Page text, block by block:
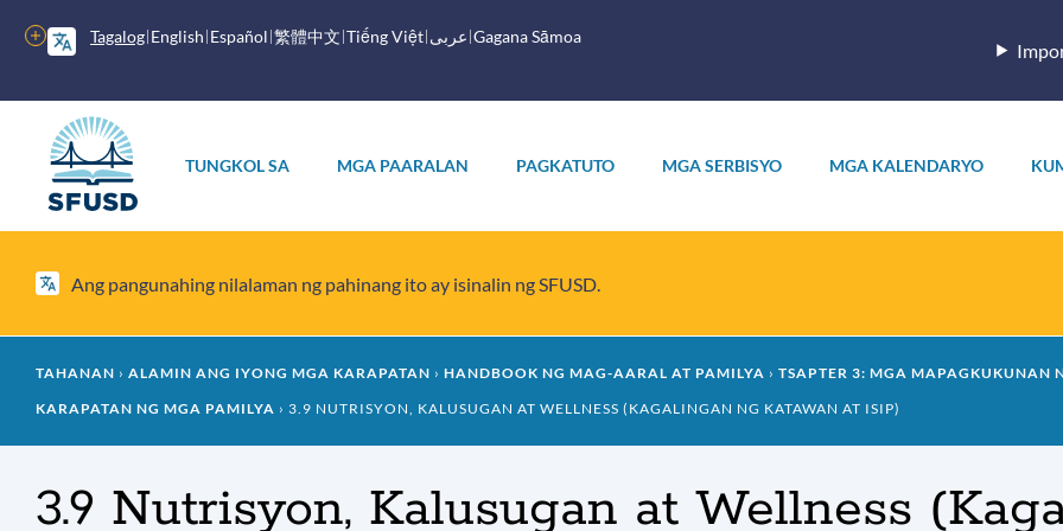
ang
pangunahing
Tagalog English Español 繁體中文 Tiếng Việt عربى Gagana Sāmoa
Higit
pang
opsyon
menu
TUNGKOL SA MGA PAARALAN PAGKATUTO MGA SERBISYO MGA KALENDARYO
Ang pangunahing nilalaman ng pahinang ito ay isinalin ng SFUSD.
Mumo
ng
tinapay
TAHANAN ALAMIN ANG IYONG MGA KARAPATAN HANDBOOK NG MAG-AARAL AT PAMILYA
TSAPTER 3: MGA MAPAGKUKUNAN
KARAPATAN NG MGA PAMILYA
3.9 NUTRISYON, KALUSUGAN AT WELLNESS (KAGALINGAN NG KATAWAN AT ISIP)
3.9 Nutrisyon, Kalusugan at Wellness